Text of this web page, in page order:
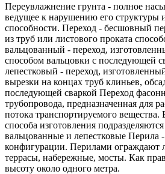
Переувлажнение грунта - полное
ведущее к нарушению его структуры
способности. Переход - бесшовный
из труб или листового проката
вальцованный - переход,
способом вальцовки с последующей
лепестковый - переход,
вырезки на концах труб клиньев,
последующей сваркой Переход
трубопровода, предназначенная для
потока транспортируемого вещества.
способа изготовления
вальцованные и лепестковые Перила
конфигурации. Перилами ограждают
террасы, набережные, мосты. Как
высоту около одного метра.